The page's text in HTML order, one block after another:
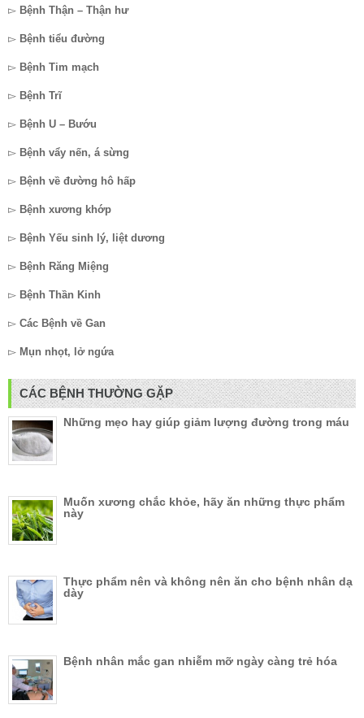
▻ Bệnh Thận – Thận hư
▻ Bệnh tiểu đường
▻ Bệnh Tim mạch
▻ Bệnh Trĩ
▻ Bệnh U – Bướu
▻ Bệnh vẩy nến, á sừng
▻ Bệnh về đường hô hấp
▻ Bệnh xương khớp
▻ Bệnh Yếu sinh lý, liệt dương
▻ Bệnh Răng Miệng
▻ Bệnh Thần Kinh
▻ Các Bệnh về Gan
▻ Mụn nhọt, lở ngứa
CÁC BỆNH THƯỜNG GẶP
Những mẹo hay giúp giảm lượng đường trong máu
Muốn xương chắc khỏe, hãy ăn những thực phẩm
này
Thực phẩm nên và không nên ăn cho bệnh nhân dạ
dày
Bệnh nhân mắc gan nhiễm mỡ ngày càng trẻ hóa